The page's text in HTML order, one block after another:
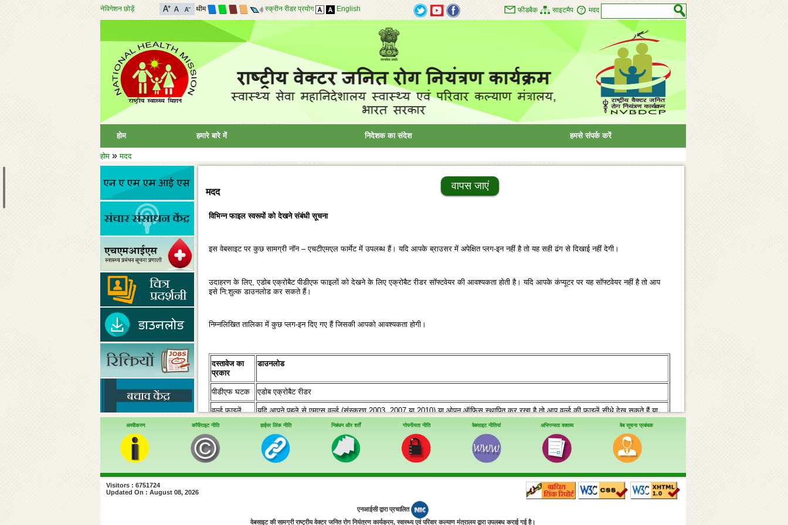
नेविगेशन छोड़ें थीम स्क्रीन रीडर प्रयोग English फीडबैक साइटमैप मदद
होम हमारे बारे में निदेशक का संदेश हमसे संपर्क करें
होम»मदद
मदद
वापस जाएं
विभिन्‍न फाइल स्‍वरूपों को देखने संबंधी सूचना
इस वेबसाइट पर कुछ सामग्री नॉन – एचटीएमएल फार्मेट में उपलब्‍ध हैं। यदि आपके ब्राउसर में अपेक्षित प्‍लग-इन नहीं है तो यह सही ढंग से दिखाई नहीं देगी।
उदाहरण के लिए, एडोब एक्रोबैट पीडीएफ फाइलों को देखने के लिए एक्रोबैट रीडर सॉफ्टवेयर की आवश्‍यकता होती है। यदि आपके कंप्‍यूटर पर यह सॉफ्टवेयर नहीं है तो आप
इसे नि:शुल्‍क डाउनलोड कर सकते हैं।
निम्‍नलिखित तालिका में कुछ प्‍लग-इन दिए गए हैं जिसकी आपको आवश्‍यकता होगी।
दस्‍तावेज का
प्रकार
डाउनलोड
पीडीएफ घटक एडोब एक्रोबैट रीडर
वर्ल्‍ड फाइलें
यदि आपने पहले से एमएस वर्ल्‍ड (संस्‍करण 2003, 2007 या 2010) या ओपन ऑफिस स्‍थापित कर रखा है तो आप वर्ल्‍ड की फाइलें सीधे देख सकते हैं या
आप इन्‍हें नीचे दिए गए लिंक से डाउनलोड कर सकते हैं।
वर्ल्‍ड व्‍यूअर 2003 (2003 के किसी संस्‍करण में)
वर्ल्‍ड (2007 संस्‍करण) के लिए माइक्रोसॉफ्ट ऑफिस कंपेटिबिलिटी पैक
यदि आपने पहले से एमएस वर्ल्‍ड (संस्‍करण 2003, 2007 या 2010) या ओपन ऑफिस स्‍थापित कर रखा है तो आप वर्ल्‍ड की फाइलें सीधे देख सकते हैं या
आप इन्‍हें नीचे दिए गए लिंक से डाउनलोड कर सकते हैं।
अस्वीकरण कॉपीराइट नीति हाईपर लिंक नीति निबंधन और शर्तें गोपनीयता नीति वेबसाइट नीतियां अभिगम्यता वक्तव्य वेब सूचना प्रबंधक
Visitors : 6751724
Updated On : August 08, 2026
एनआईसी द्वारा प्रचालित
वेबसाइट की सामग्री राष्ट्रीय वेक्टर जनित रोग नियंत्रण कार्यक्रम, स्‍वास्‍थ्‍य एवं परिवार कल्‍याण मंत्रालय द्वारा उपलबध कराई गई है।